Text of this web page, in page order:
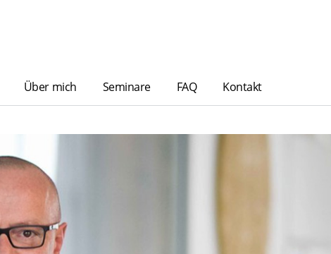
Über mich Seminare FAQ Kontakt